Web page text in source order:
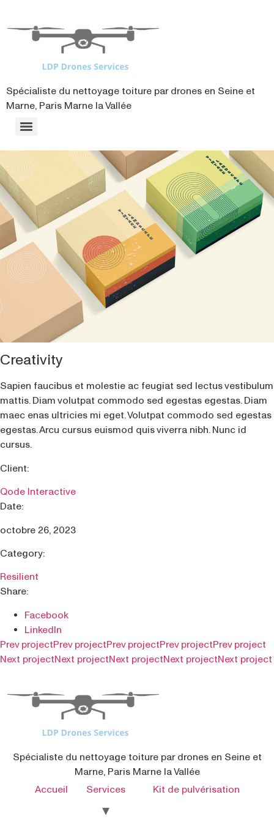
Spécialiste du nettoyage toiture par drones en Seine et
Marne, Paris Marne la Vallée
Creativity
Sapien faucibus et molestie ac feugiat sed lectus vestibulum
mattis. Diam volutpat commodo sed egestas egestas. Diam
maec enas ultricies mi eget. Volutpat commodo sed egestas
egestas. Arcu cursus euismod quis viverra nibh. Nunc id
cursus.
Client:
Qode Interactive
Date:
octobre 26, 2023
Category:
Resilient
Share:
Facebook
LinkedIn
Prev projectPrev projectPrev projectPrev projectPrev project
Next projectNext projectNext projectNext projectNext project
Spécialiste du nettoyage toiture par drones en Seine et
Marne, Paris Marne la Vallée
Accueil
Services Kit de pulvérisation